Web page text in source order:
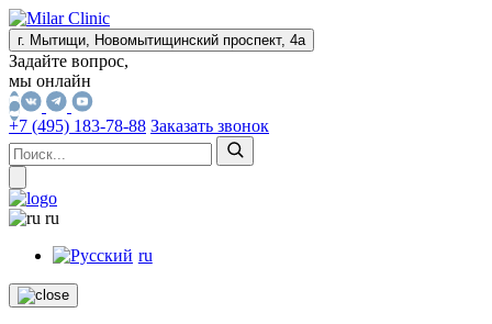
г. Мытищи, Новомытищинский проспект, 4а
Задайте вопрос,
мы онлайн
+7 (495) 183-78-88 Заказать звонок
ru
ru